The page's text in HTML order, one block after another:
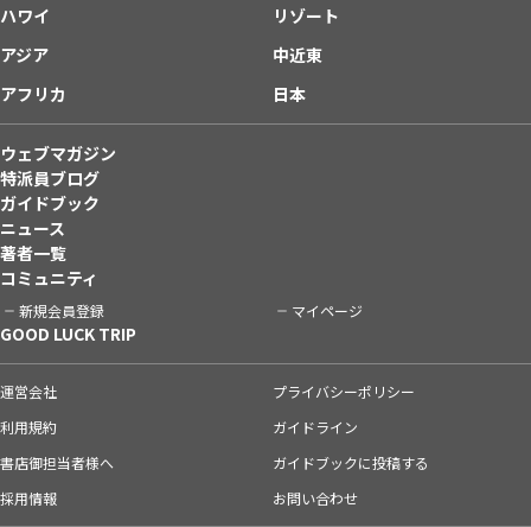
ハワイ
リゾート
アジア
中近東
アフリカ
日本
ウェブマガジン
特派員ブログ
ガイドブック
ニュース
著者一覧
コミュニティ
新規会員登録 マイページ
GOOD LUCK TRIP
運営会社
プライバシーポリシー
利用規約
ガイドライン
書店御担当者様へ
ガイドブックに投稿する
採用情報
お問い合わせ